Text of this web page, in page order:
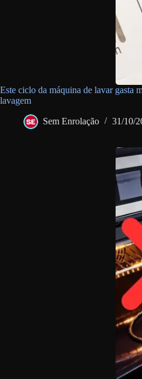
Este ciclo da máquina de lavar gasta
lavagem
Sem Enrolação 31/10/